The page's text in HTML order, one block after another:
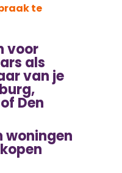
te
voor
als
van je
Den
woningen